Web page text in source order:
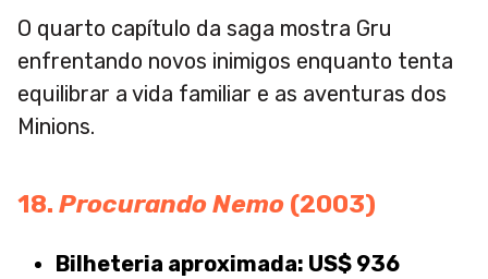
O quarto capítulo da saga mostra Gru
enfrentando novos inimigos enquanto tenta
equilibrar a vida familiar e as aventuras dos
Minions.
18. Procurando Nemo (2003)
Bilheteria aproximada: US$ 936